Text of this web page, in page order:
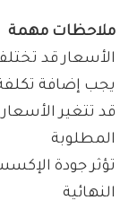
ملاحظات مهمة
الأسعار قد
يجب إضافة
قد تتغير
المطلوبة
تؤثر جودة
النهائية